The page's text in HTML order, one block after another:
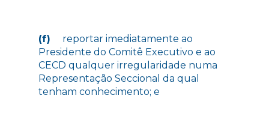
(f) reportar imediatamente ao
Presidente do Comitê Executivo e ao
CECD qualquer irregularidade numa
Representação Seccional da qual
tenham conhecimento; e